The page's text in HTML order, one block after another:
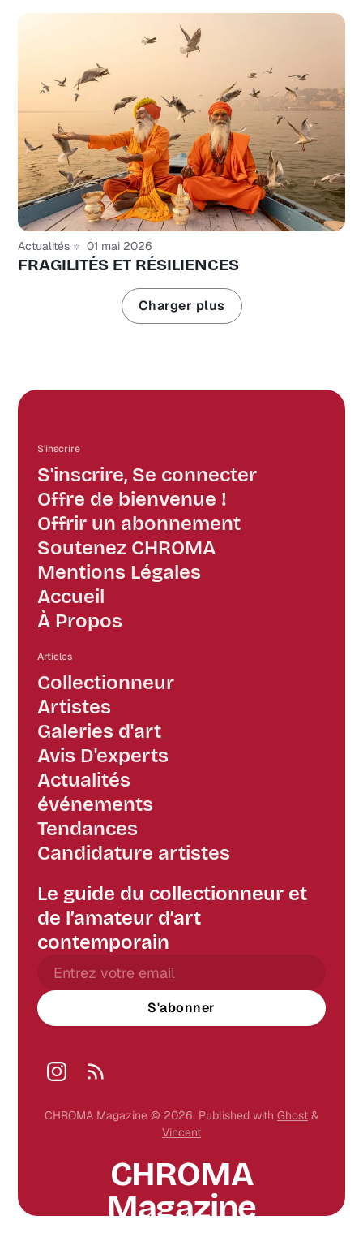
Actualités 01 mai 2026
FRAGILITÉS ET RÉSILIENCES
Charger plus
S'inscrire
S'inscrire, Se connecter
Offre de bienvenue !
Offrir un abonnement
Soutenez CHROMA
Mentions Légales
Accueil
À Propos
Articles
Collectionneur
Artistes
Galeries d'art
Avis D'experts
Actualités
événements
Tendances
Candidature artistes
Le guide du collectionneur et
de l’amateur d’art
contemporain
S'abonner
CHROMA Magazine © 2026. Published with Ghost &
Vincent
CHROMA
Magazine